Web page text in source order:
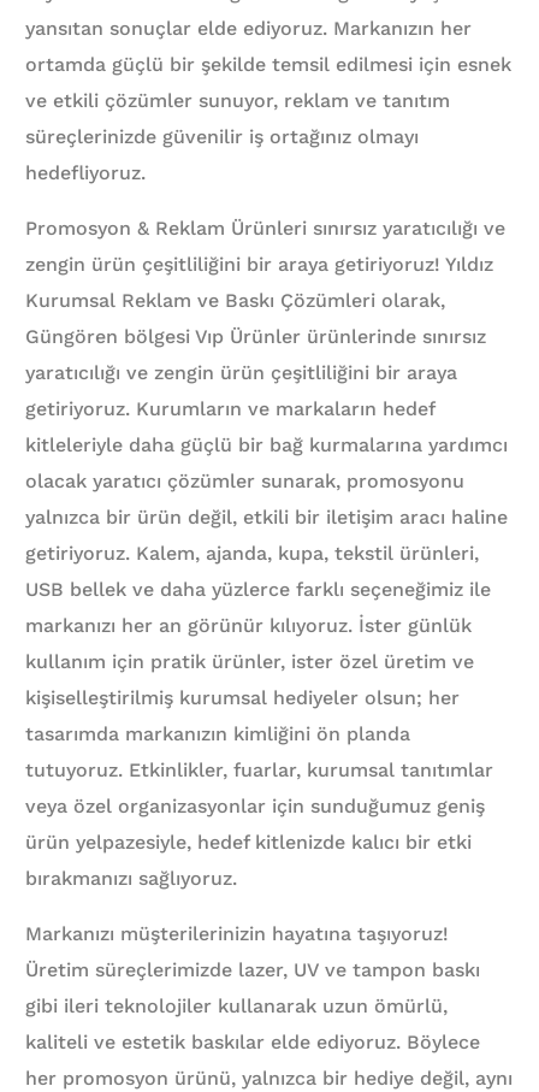
yansıtan sonuçlar elde ediyoruz. Markanızın her
ortamda güçlü bir şekilde temsil edilmesi için esnek
ve etkili çözümler sunuyor, reklam ve tanıtım
süreçlerinizde güvenilir iş ortağınız olmayı
hedefliyoruz.
Promosyon & Reklam Ürünleri sınırsız yaratıcılığı ve
zengin ürün çeşitliliğini bir araya getiriyoruz! Yıldız
Kurumsal Reklam ve Baskı Çözümleri olarak,
Güngören bölgesi Vıp Ürünler ürünlerinde sınırsız
yaratıcılığı ve zengin ürün çeşitliliğini bir araya
getiriyoruz. Kurumların ve markaların hedef
kitleleriyle daha güçlü bir bağ kurmalarına yardımcı
olacak yaratıcı çözümler sunarak, promosyonu
yalnızca bir ürün değil, etkili bir iletişim aracı haline
getiriyoruz. Kalem, ajanda, kupa, tekstil ürünleri,
USB bellek ve daha yüzlerce farklı seçeneğimiz ile
markanızı her an görünür kılıyoruz. İster günlük
kullanım için pratik ürünler, ister özel üretim ve
kişiselleştirilmiş kurumsal hediyeler olsun; her
tasarımda markanızın kimliğini ön planda
tutuyoruz. Etkinlikler, fuarlar, kurumsal tanıtımlar
veya özel organizasyonlar için sunduğumuz geniş
ürün yelpazesiyle, hedef kitlenizde kalıcı bir etki
bırakmanızı sağlıyoruz.
Markanızı müşterilerinizin hayatına taşıyoruz!
Üretim süreçlerimizde lazer, UV ve tampon baskı
gibi ileri teknolojiler kullanarak uzun ömürlü,
kaliteli ve estetik baskılar elde ediyoruz. Böylece
her promosyon ürünü, yalnızca bir hediye değil, aynı